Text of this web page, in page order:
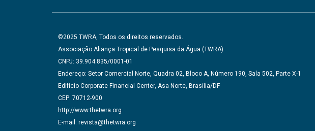
©2025 TWRA, Todos os direitos reservados.
Associação Aliança Tropical de Pesquisa da Água (TWRA)
CNPJ: 39.904.835/0001-01
Endereço: Setor Comercial Norte, Quadra 02, Bloco A, Número 190, Sala 502, Parte X-1
Edifício Corporate Financial Center, Asa Norte, Brasília/DF
CEP: 70712-900
http://www.thetwra.org
E-mail: revista@thetwra.org